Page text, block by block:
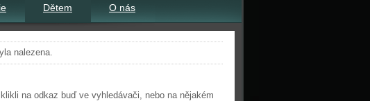
Dětem O nás
nalezena.
na odkaz buď ve vyhledávači, nebo na nějakém